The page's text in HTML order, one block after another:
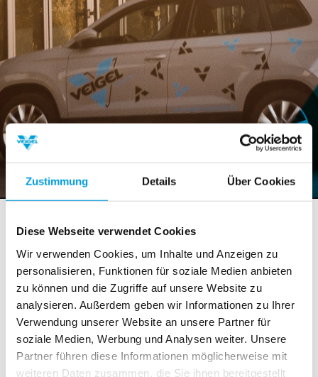
Zustimmung Details Über Cookies
Diese Webseite verwendet Cookies
Wir verwenden Cookies, um Inhalte und Anzeigen zu
personalisieren, Funktionen für soziale Medien anbieten
zu können und die Zugriffe auf unsere Website zu
analysieren. Außerdem geben wir Informationen zu Ihrer
Verwendung unserer Website an unsere Partner für
soziale Medien, Werbung und Analysen weiter. Unsere
Partner führen diese Informationen möglicherweise mit
weiteren Daten zusammen, die Sie ihnen bereitgestellt
Veranstaltungen / Messen
Freiheit durch Mobilität –
Sonderausstellung in Künzelsau
12. Oktober 2013: Während des Neuwagenmarktes in
der Künzelsauer Innenstadt, präsentiert sich Veigel in
einer Sonderausstellung zum Thema „Freiheit durch
Mobilität“. Es soll gezeigt werden, wie Menschen mit